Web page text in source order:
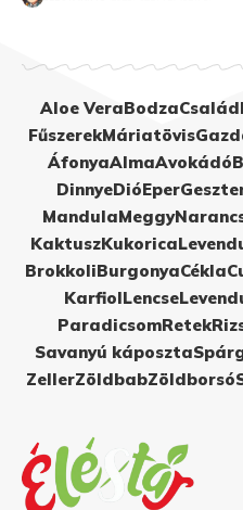
Aloe VeraBodzaCsalád
FűszerekMáriatövis
ÁfonyaAlmaAvokádó
DinnyeDióEper
MandulaMeggy
KaktuszKukorica
BrokkoliBurgonyaCékla
KarfiolLencse
ParadicsomRetek
Savanyú káposzta
ZellerZöldbabZöldborsó